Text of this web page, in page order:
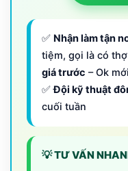
✅ Nhận làm tận
tiệm, gọi là có
giá trước – Ok
✅Đội kỹ thuật
cuối tuần
💡 TƯ VẤN